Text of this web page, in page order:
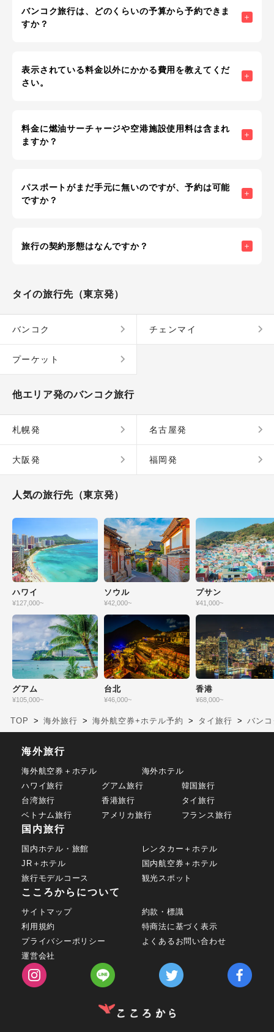
バンコク旅行は、どのくらいの予算から予約できま
すか？
表示されている料金以外にかかる費用を教えてくだ
さい。
料金に燃油サーチャージや空港施設使用料は含まれ
ますか？
パスポートがまだ手元に無いのですが、予約は可能
ですか？
旅行の契約形態はなんですか？
タイの旅行先（東京発）
バンコク チェンマイ
プーケット
他エリア発のバンコク旅行
札幌発 名古屋発
大阪発 福岡発
人気の旅行先（東京発）
ハワイ
¥127,000~
グアム
¥105,000~
ソウル
¥42,000~
台北
¥46,000~
プサン
¥41,000~
香港
¥68,000~
TOP 海外旅行 海外航空券+ホテル予約 タイ旅行 バン
海外旅行
海外航空券＋ホテル
海外ホテル
ハワイ旅行
グアム旅行
韓国旅行
台湾旅行
香港旅行
タイ旅行
ベトナム旅行
アメリカ旅行 フランス旅行
国内旅行
国内ホテル・旅館
レンタカー＋ホテル
JR＋ホテル
国内航空券＋ホテル
旅行モデルコース
観光スポット
こころからについて
サイトマップ
約款・標識
利用規約
特商法に基づく表示
プライバシーポリシー
よくあるお問い合わせ
運営会社